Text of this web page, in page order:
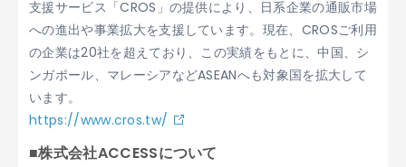
支援サービス「CROS」の提供により、日系企業の通販市場
への進出や事業拡大を支援しています。現在、CROSご利用
の企業は20社を超えており、この実績をもとに、中国、シ
ンガポール、マレーシアなどASEANへも対象国を拡大して
います。
https://www.cros.tw/
■株式会社ACCESSについて